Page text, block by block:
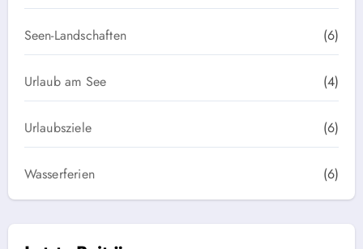
Seen-Landschaften (6)
Urlaub am See (4)
Urlaubsziele (6)
Wasserferien (6)